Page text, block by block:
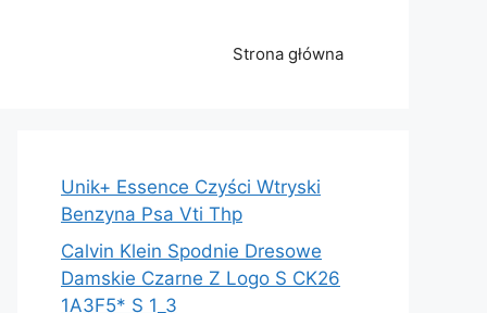
Strona główna
Unik+ Essence Czyści Wtryski
Benzyna Psa Vti Thp
Calvin Klein Spodnie Dresowe
Damskie Czarne Z Logo S CK26
1A3F5* S 1_3